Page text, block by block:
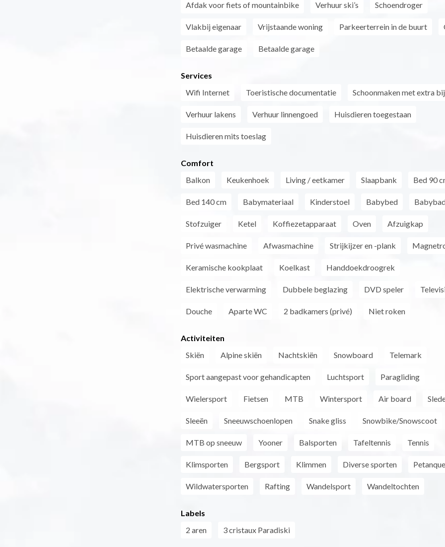
Afdak voor fiets of mountainbike Verhuur ski’s Schoendroger
Vlakbij eigenaar Vrijstaande woning Parkeerterrein in de buurt
Betaalde garage Betaalde garage
Services
Wifi Internet
Toeristische documentatie Schoonmaken met extra
Verhuur lakens Verhuur linnengoed Huisdieren toegestaan
Huisdieren mits toeslag
Comfort
Balkon
Keukenhoek Living / eetkamer Slaapbank Bed 90
Bed 140 cm Babymateriaal Kinderstoel Babybed
Stofzuiger Ketel Koffiezetapparaat Oven Afzuigkap
Privé wasmachine Afwasmachine Strijkijzer en -plank
Keramische kookplaat Koelkast Handdoekdroogrek
Elektrische verwarming Dubbele beglazing DVD speler
Douche Aparte WC 2 badkamers (privé) Niet roken
Activiteiten
Skiën
Alpine skiën Nachtskiën Snowboard Telemark
Sport aangepast voor gehandicapten Luchtsport Paragliding
Wielersport Fietsen MTB Wintersport Air board
Sleeën Sneeuwschoenlopen Snake gliss Snowbike/Snowscoot
MTB op sneeuw Yooner Balsporten Tafeltennis Tennis
Klimsporten Bergsport Klimmen Diverse sporten Petanque
Wildwatersporten Rafting Wandelsport Wandeltochten
Labels
2 aren
3 cristaux Paradiski